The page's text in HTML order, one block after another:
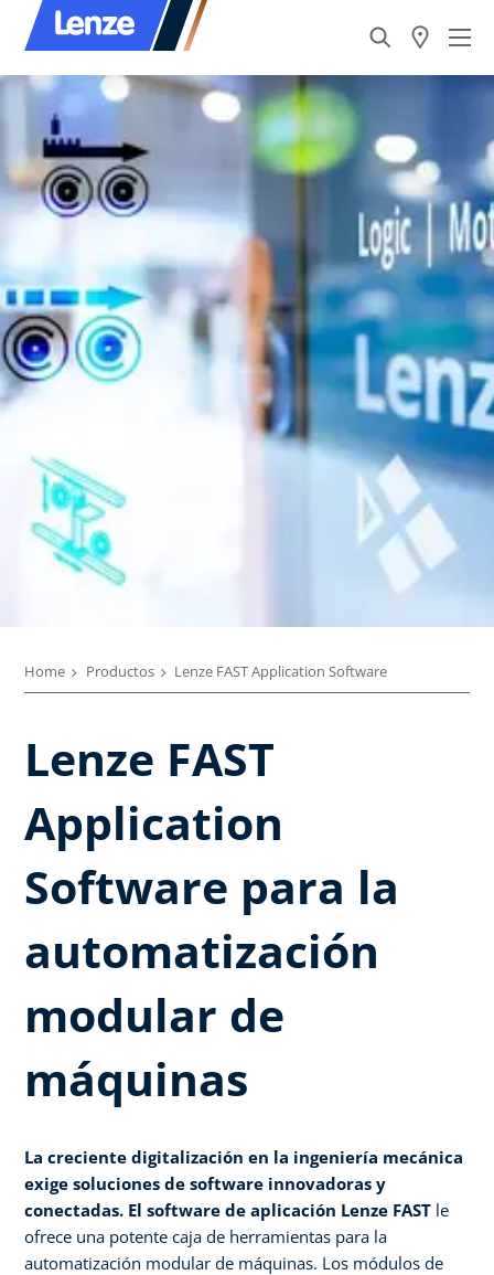
Home Productos Lenze FAST Application Software​
Lenze FAST
Application
Software para la
automatización
modular de
máquinas
La creciente digitalización en la ingeniería mecánica
exige soluciones de software innovadoras y
conectadas. El software de aplicación Lenze FAST le
ofrece una potente caja de herramientas para la
automatización modular de máquinas. Los módulos de